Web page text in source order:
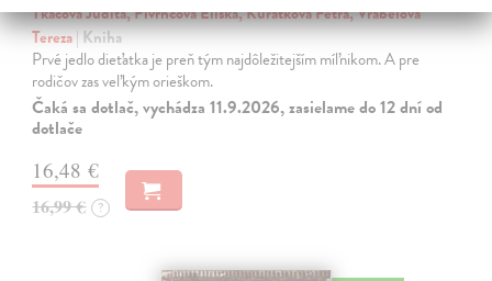
Tkáčová Judita, Pivrncová Eliška, Kuřátková Petra, Vrábelová
Tereza| Kniha
Prvé jedlo dieťatka je preň tým najdôležitejším míľnikom. A pre
rodičov zas veľkým orieškom.
Čaká sa dotlač, vychádza 11.9.2026, zasielame do 12 dní od
dotlače
16,48 €
16,99 € ?